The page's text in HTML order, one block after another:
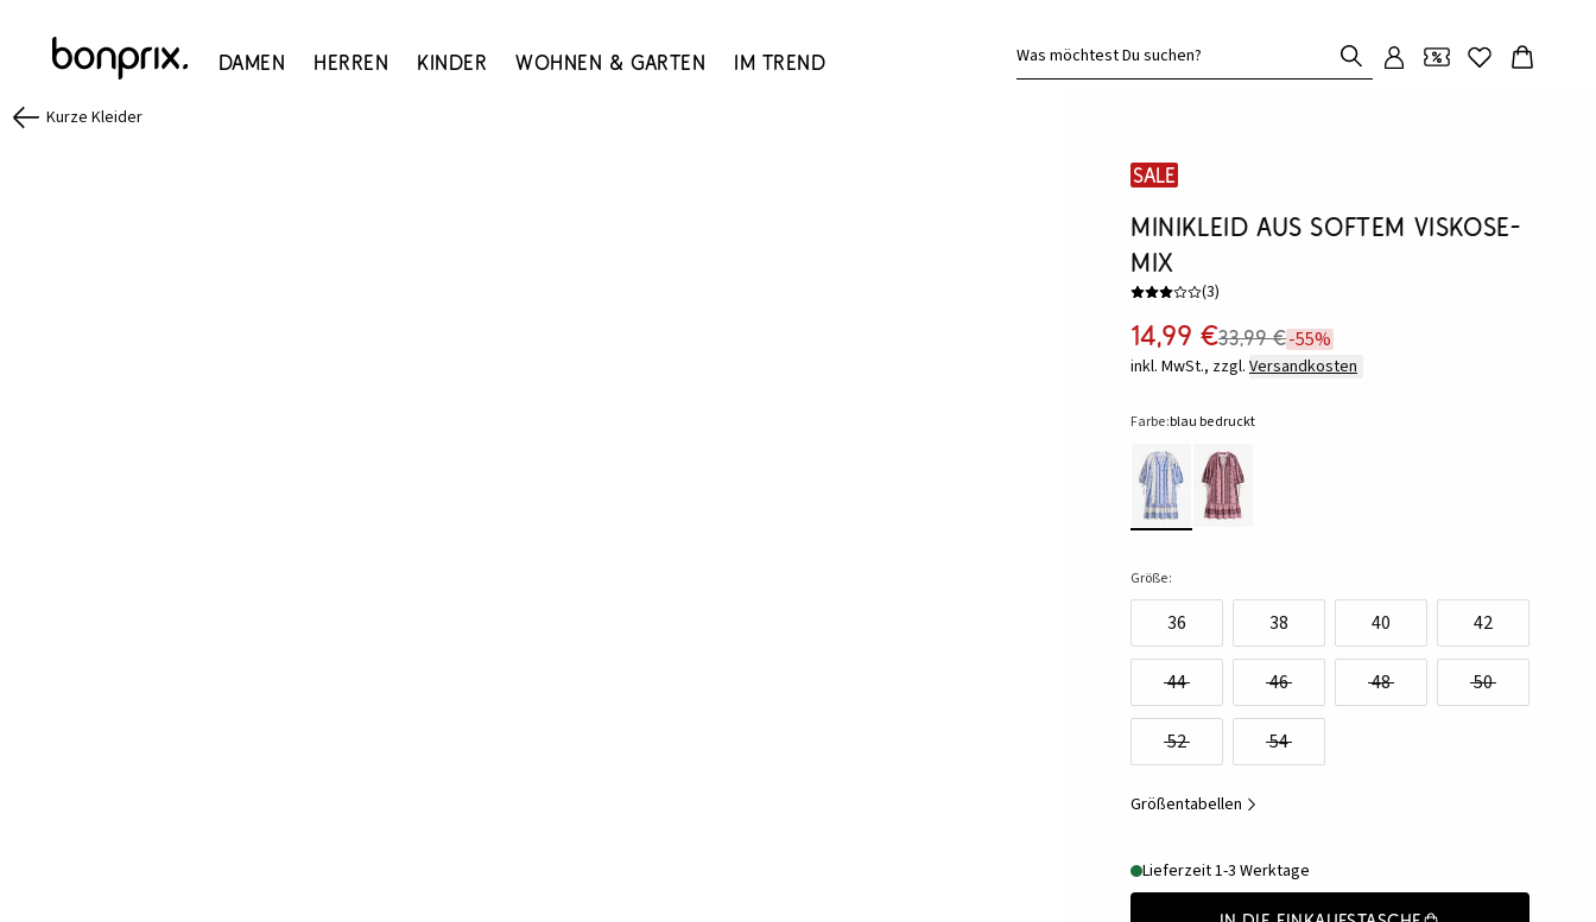
Damen Herren Kinder Wohnen & Garten Im Trend Was möchtest Du suchen?
Kurze Kleider
SALE
Minikleid aus softem Viskose-
Mix
(3)
14,99 €33,99 €-55%
inkl. MwSt., zzgl. Versandkosten
Farbe:blau bedruckt
Größe:
36 38 40 42
44 46 48 50
52 54
Größentabellen
Lieferzeit 1-3 Werktage